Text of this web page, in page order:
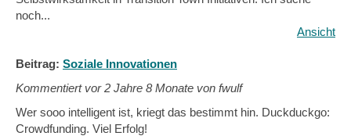
noch...
Ansicht
Beitrag: Soziale Innovationen
Kommentiert vor2 Jahre 8 Monate von fwulf
Wer sooo intelligent ist, kriegt das bestimmt hin. Duckduckgo:
Crowdfunding. Viel Erfolg!